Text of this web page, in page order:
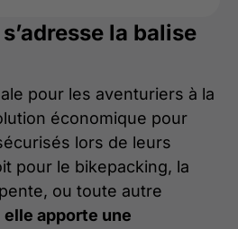
la balise
pour les aventuriers à la
économique pour
lors de leurs
pour le bikepacking, la
ou toute autre
elle apporte une